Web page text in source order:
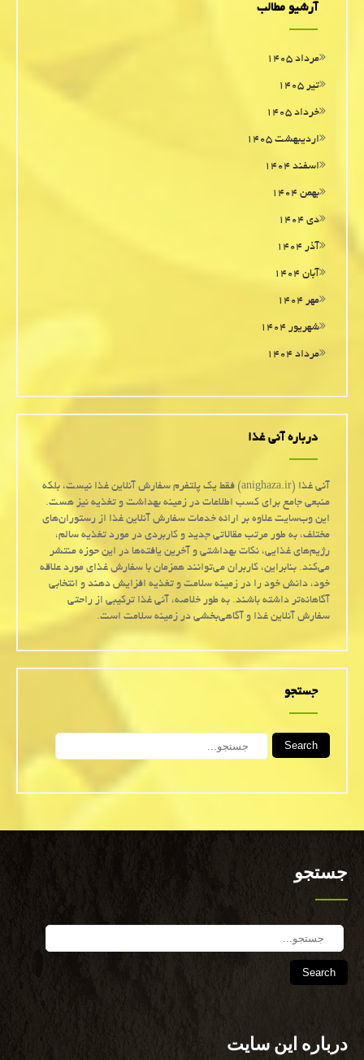
آرشیو مطالب
مرداد ۱۴۰۵
تیر ۱۴۰۵
خرداد ۱۴۰۵
اردیبهشت ۱۴۰۵
اسفند ۱۴۰۴
بهمن ۱۴۰۴
دی ۱۴۰۴
آذر ۱۴۰۴
آبان ۱۴۰۴
مهر ۱۴۰۴
شهریور ۱۴۰۴
مرداد ۱۴۰۴
درباره آنی غذا
آنی غذا (anighaza.ir) فقط یک پلتفرم سفارش آنلاین غذا نیست، بلکه
منبعی جامع برای کسب اطلاعات در زمینه بهداشت و تغذیه نیز هست.
این وب‌سایت علاوه بر ارائه خدمات سفارش آنلاین غذا از رستوران‌های
مختلف، به طور مرتب مقالاتی جدید و کاربردی در مورد تغذیه سالم،
رژیم‌های غذایی، نکات بهداشتی و آخرین یافته‌ها در این حوزه منتشر
می‌کند. بنابراین، کاربران می‌توانند همزمان با سفارش غذای مورد علاقه
خود، دانش خود را در زمینه سلامت و تغذیه افزایش دهند و انتخابی
آگاهانه‌تر داشته باشند. به طور خلاصه، آنی غذا ترکیبی از راحتی
سفارش آنلاین غذا و آگاهی‌بخشی در زمینه سلامت است.
جستجو
Search
جستجو
Search
درباره این سایت